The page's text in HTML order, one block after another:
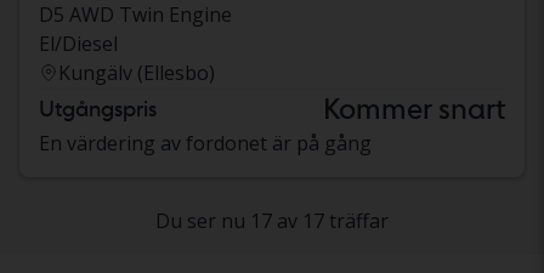
D5 AWD Twin Engine
El/Diesel
Kungälv (Ellesbo)
Utgångspris Kommer snart
En värdering av fordonet är på gång
Du ser nu 17 av 17 träffar